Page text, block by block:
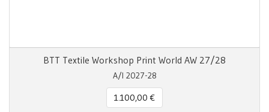
BTT Textile Workshop Print World AW 27/28
A/I 2027-28
1.100,00 €